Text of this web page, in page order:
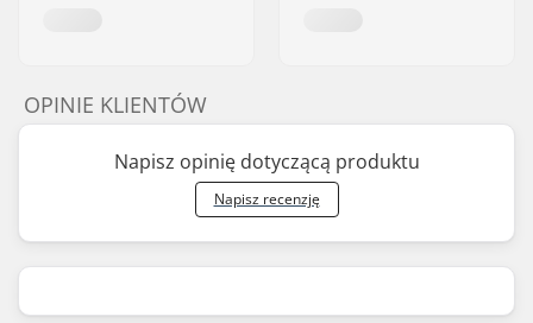
OPINIE KLIENTÓW
Napisz opinię dotyczącą produktu
Napisz recenzję